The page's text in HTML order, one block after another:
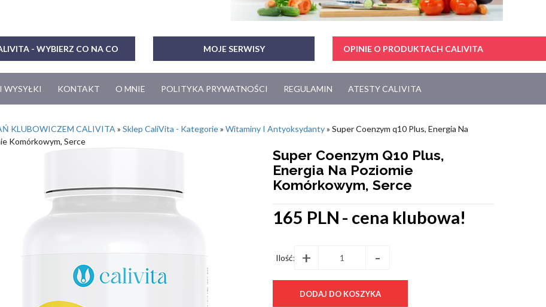
- WYBIERZ CO NA CO MOJE SERWISY OPINIE O PRODUKTACH CALIVITA
WYSYŁKI KONTAKT O MNIE POLITYKA PRYWATNOŚCI REGULAMIN ATESTY CALIVITA
KLUBOWICZEM CALIVITA » Sklep CaliVita - Kategorie» Witaminy I Antyoksydanty» Super Coenzym q10 Plus, Energia Na
Komórkowym, Serce
Super Coenzym Q10 Plus,
Energia Na Poziomie
Komórkowym, Serce
165 PLN - cena klubowa!
Ilość: + -